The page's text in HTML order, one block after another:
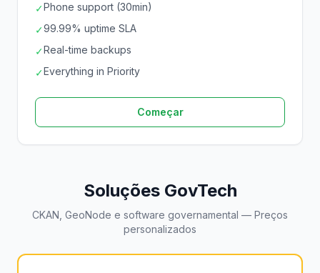
✓Phone support (30min)
✓99.99% uptime SLA
✓Real-time backups
✓Everything in Priority
Começar
Soluções GovTech
CKAN, GeoNode e software governamental — Preços
personalizados